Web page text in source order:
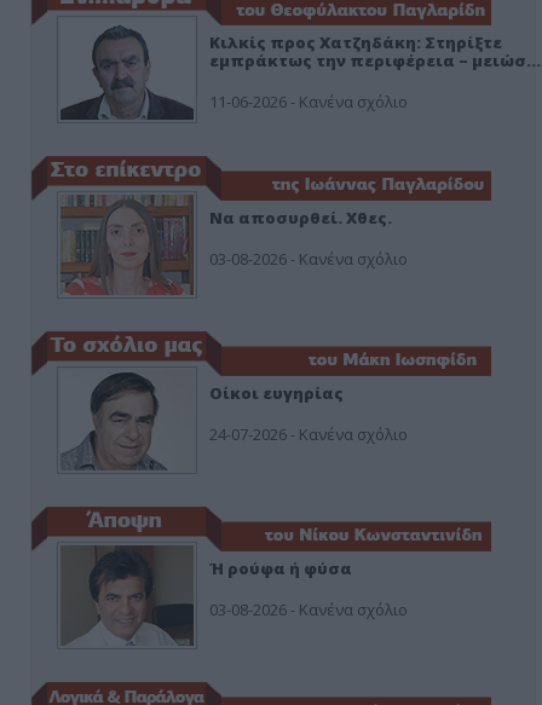
Κιλκίς προς Χατζηδάκη: Στηρίξτε
εμπράκτως την περιφέρεια – μειώσ…
11-06-2026 - Κανένα σχόλιο
Να αποσυρθεί. Χθες.
03-08-2026 - Κανένα σχόλιο
Οίκοι ευγηρίας
24-07-2026 - Κανένα σχόλιο
Ή ρούφα ή φύσα
03-08-2026 - Κανένα σχόλιο